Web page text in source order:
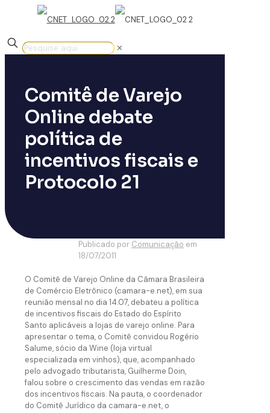
✕
Comitê de Varejo
Online debate
política de
incentivos fiscais e
Protocolo 21
Publicado por Comunicação em
18/07/2011
O Comitê de Varejo Online da Câmara Brasileira
de Comércio Eletrônico (camara-e.net), em sua
reunião mensal no dia 14.07, debateu a política
de incentivos fiscais do Estado do Espírito
Santo aplicáveis a lojas de varejo online. Para
apresentar o tema, o Comitê convidou Rogério
Salume, sócio da Wine (loja virtual
especializada em vinhos), que, acompanhado
pelo advogado tributarista, Guilherme Doin,
falou sobre o crescimento das vendas em razão
dos incentivos fiscais. Na pauta, o coordenador
do Comitê Jurídico da camara-e.net, o